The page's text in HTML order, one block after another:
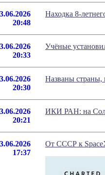
20:48
Находка 8-
20:33
Учёные
20:30
Названы страны,
20:21
ИКИ РАН: на
17:37
От СССР к